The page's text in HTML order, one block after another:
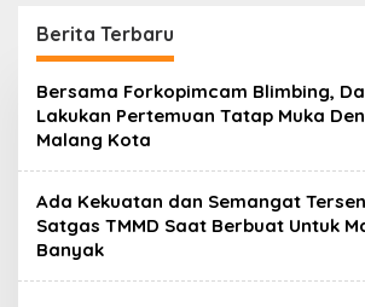
Kamtibmas
Berita Terbaru
M
a
l
a
n
P
a
r
i
w
Bersama Forkopimcam Blimbing,
Lakukan Pertemuan Tatap Muka
Malang Kota
Ada Kekuatan dan Semangat
Satgas TMMD Saat Berbuat Untuk
Banyak